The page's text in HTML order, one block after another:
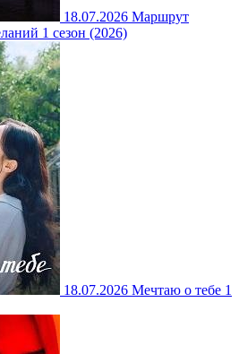
18.07.2026 Маршрут
1 сезон (2026)
18.07.2026 Мечтаю о тебе 1